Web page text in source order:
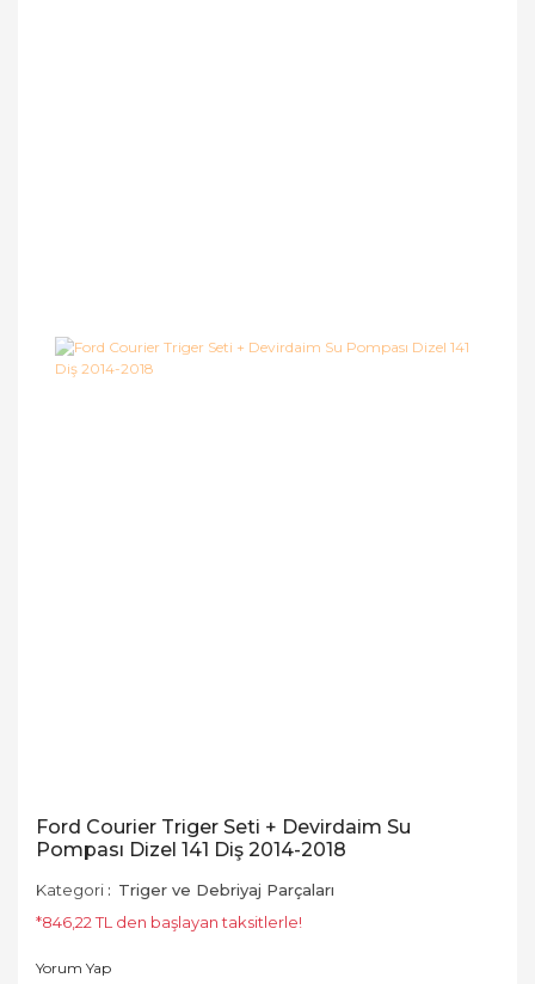
Ford Courier Triger Seti + Devirdaim Su
Pompası Dizel 141 Diş 2014-2018
Kategori
Triger ve Debriyaj Parçaları
*846,22 TL den başlayan taksitlerle!
Yorum Yap